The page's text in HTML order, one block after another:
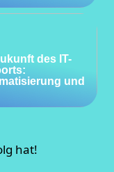
des IT-
und
hat!